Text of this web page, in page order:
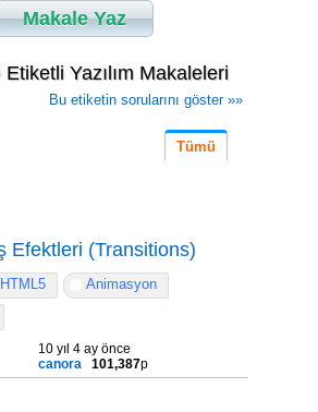
Makale Yaz
Etiketli Yazılım Makaleleri
Bu etiketin sorularını göster »»
Tümü
Efektleri (Transitions)
HTML5
Animasyon
10 yıl 4 ay önce
canora
101,387p